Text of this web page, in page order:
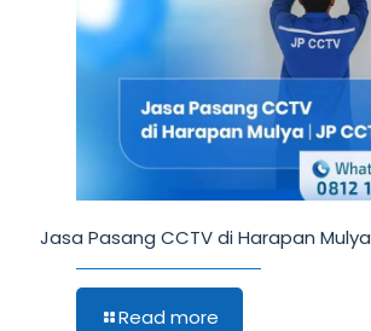
Jasa Pasang CCTV di Harapan Mulya
Read more